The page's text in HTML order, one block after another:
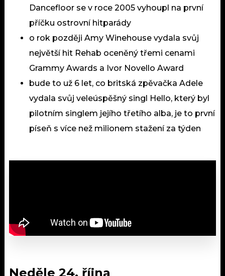
Dancefloor se v roce 2005 vyhoupl na první
příčku ostrovní hitparády
o rok později Amy Winehouse vydala svůj
největší hit Rehab oceněný třemi cenami
Grammy Awards a Ivor Novello Award
bude to už 6 let, co britská zpěvačka Adele
vydala svůj veleúspěšný singl Hello, který byl
pilotním singlem jejího třetího alba, je to první
píseň s více než milionem stažení za týden
Neděle 24. října